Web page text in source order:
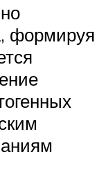
формируя